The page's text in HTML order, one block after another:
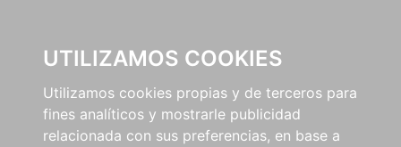
UTILIZAMOS COOKIES
Utilizamos cookies propias y de terceros para
fines analíticos y mostrarle publicidad
relacionada con sus preferencias, en base a